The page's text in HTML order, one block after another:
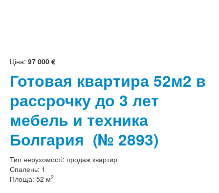
Ціна: 97 000 €
Готовая квартира 52м2 в
рассрочку до 3 лет
мебель и техника
Болгария (№ 2893)
Тип нерухомості: продаж квартир
Спалень: 1
Площа: 52 м2